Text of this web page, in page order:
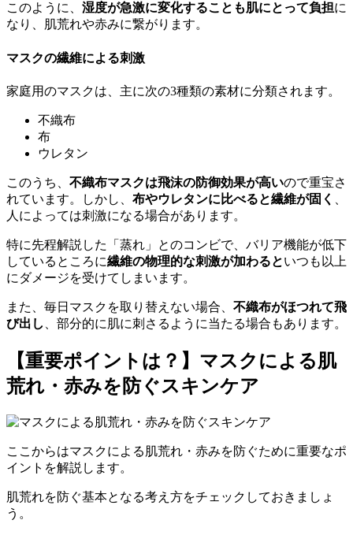
このように、 湿度が急激に変化することも肌にとって負担に
なり、肌荒れや赤みに繋がります。
マスクの繊維による刺激
家庭用のマスクは、主に次の3種類の素材に分類されます。
不織布
布
ウレタン
このうち、 不織布マスクは飛沫の防御効果が高いので重宝さ
れています。しかし、 布やウレタンに比べると繊維が固く
人によっては刺激になる場合があります。
特に先程解説した「蒸れ」とのコンビで、バリア機能が低下
しているところに繊維の物理的な刺激が加わるといつも以上
にダメージを受けてしまいます。
また、毎日マスクを取り替えない場合、 不織布がほつれて飛
び出し
、部分的に肌に刺さるように当たる場合もあります。
【重要ポイントは？】マスクによる肌
荒れ・赤みを防ぐスキンケア
ここからはマスクによる肌荒れ・赤みを防ぐために重要なポ
イントを解説します。
肌荒れを防ぐ基本となる考え方をチェックしておきましょ
う。